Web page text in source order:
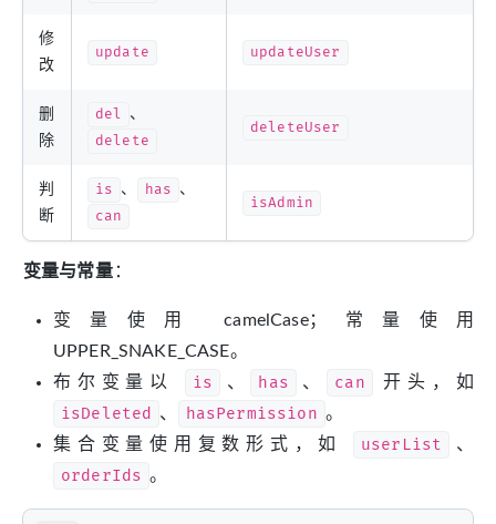
修
改
update updateUser
删
除
del 、
delete
deleteUser
判
断
is 、 has 、
can
isAdmin
变量与常量 ：
变量使用 camelCase；常量使用
UPPER_SNAKE_CASE。
布尔变量以
is 、 has 、 can 开头，如
isDeleted 、 hasPermission 。
集合变量使用复数形式，如
userList 、
orderIds 。